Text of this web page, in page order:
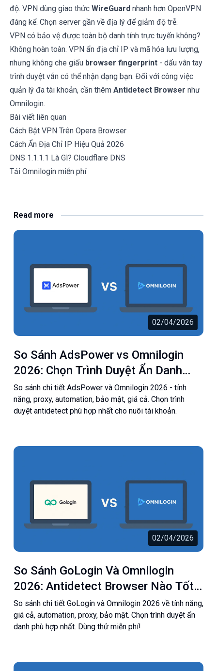
độ. VPN dùng giao thức WireGuard nhanh hơn OpenVPN
đáng kể. Chọn server gần về địa lý để giảm độ trễ.
VPN có bảo vệ được toàn bộ danh tính trực tuyến không?
Không hoàn toàn. VPN ẩn địa chỉ IP và mã hóa lưu lượng,
nhưng không che giấu browser fingerprint - dấu vân tay
trình duyệt vẫn có thể nhận dạng bạn. Đối với công việc
quản lý đa tài khoản, cần thêm Antidetect Browser như
Omnilogin.
Bài viết liên quan
Cách Bật VPN Trên Opera Browser
Cách Ẩn Địa Chỉ IP Hiệu Quả 2026
DNS 1.1.1.1 Là Gì? Cloudflare DNS
Tải Omnilogin miễn phí
Read more
02/04/2026
So Sánh AdsPower vs Omnilogin
2026: Chọn Trình Duyệt Ẩn Danh
Nào Tốt Nhất?
So sánh chi tiết AdsPower và Omnilogin 2026 - tính
năng, proxy, automation, bảo mật, giá cả. Chọn trình
duyệt antidetect phù hợp nhất cho nuôi tài khoản.
02/04/2026
So Sánh GoLogin Và Omnilogin
2026: Antidetect Browser Nào Tốt
Hơn?
So sánh chi tiết GoLogin và Omnilogin 2026 về tính năng,
giá cả, automation, proxy, bảo mật. Chọn trình duyệt ẩn
danh phù hợp nhất. Dùng thử miễn phí!